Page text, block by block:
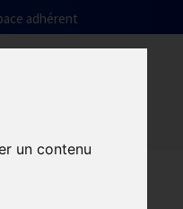
un contenu
adhérent